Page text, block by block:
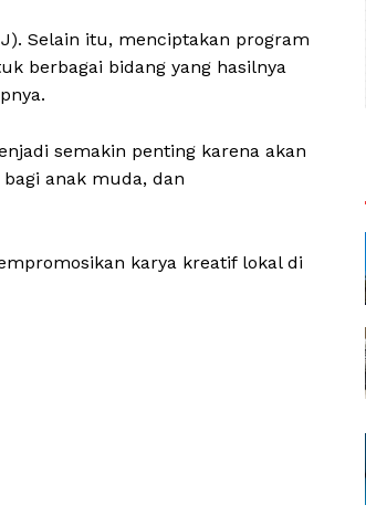
Selain itu, menciptakan program
berbagai bidang yang hasilnya
semakin penting karena akan
anak muda, dan
karya kreatif lokal di